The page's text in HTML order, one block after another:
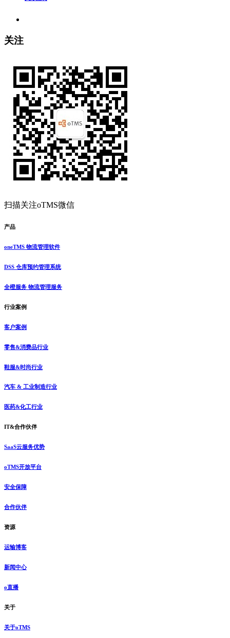
关注
扫描关注oTMS微信
产品
oneTMS 物流管理软件
DSS 仓库预约管理系统
全橙服务 物流管理服务
行业案例
客户案例
零售&消费品行业
鞋服&时尚行业
汽车 & 工业制造行业
医药&化工行业
IT&合作伙伴
SaaS云服务优势
oTMS开放平台
安全保障
合作伙伴
资源
运输博客
新闻中心
o直播
关于
关于oTMS